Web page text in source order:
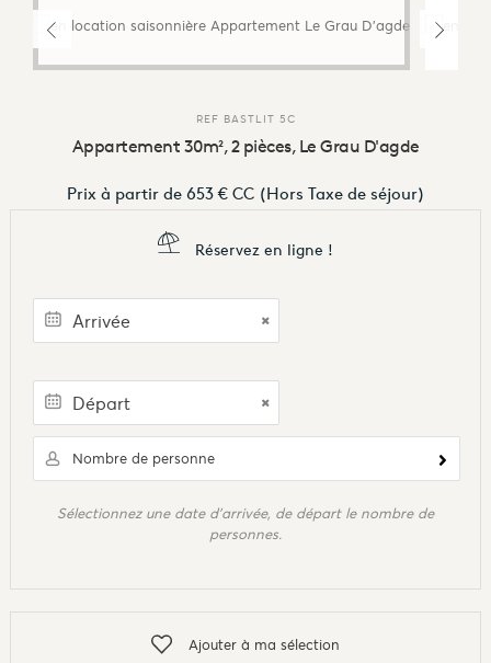
REF BASTLIT 5C
Appartement 30m², 2 pièces, Le Grau D'agde
Prix à partir de653 € CC(Hors Taxe de séjour)
Réservez en ligne !
Nombre de personne
Sélectionnez une date d'arrivée, de départ le nombre de
personnes.
Ajouter à ma sélection